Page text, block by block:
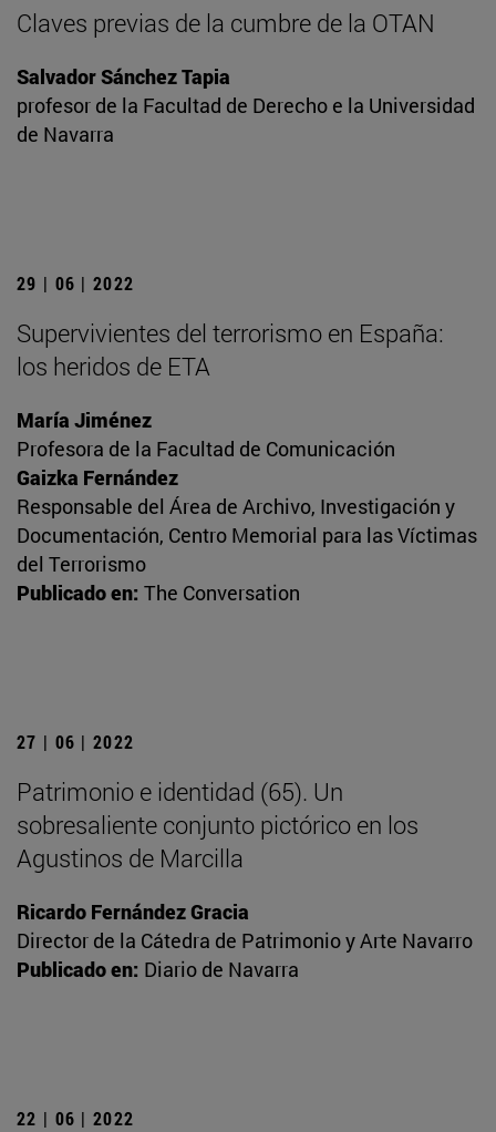
Claves previas de la cumbre de la OTAN
Salvador Sánchez Tapia
profesor de la Facultad de Derecho e la Universidad
de Navarra
29 | 06 | 2022
Supervivientes del terrorismo en España:
los heridos de ETA
María Jiménez
Profesora de la Facultad de Comunicación
Gaizka Fernández
Responsable del Área de Archivo, Investigación y
Documentación, Centro Memorial para las Víctimas
del Terrorismo
Publicado en: The Conversation
27 | 06 | 2022
Patrimonio e identidad (65). Un
sobresaliente conjunto pictórico en los
Agustinos de Marcilla
Ricardo Fernández Gracia
Director de la Cátedra de Patrimonio y Arte Navarro
Publicado en: Diario de Navarra
22 | 06 | 2022